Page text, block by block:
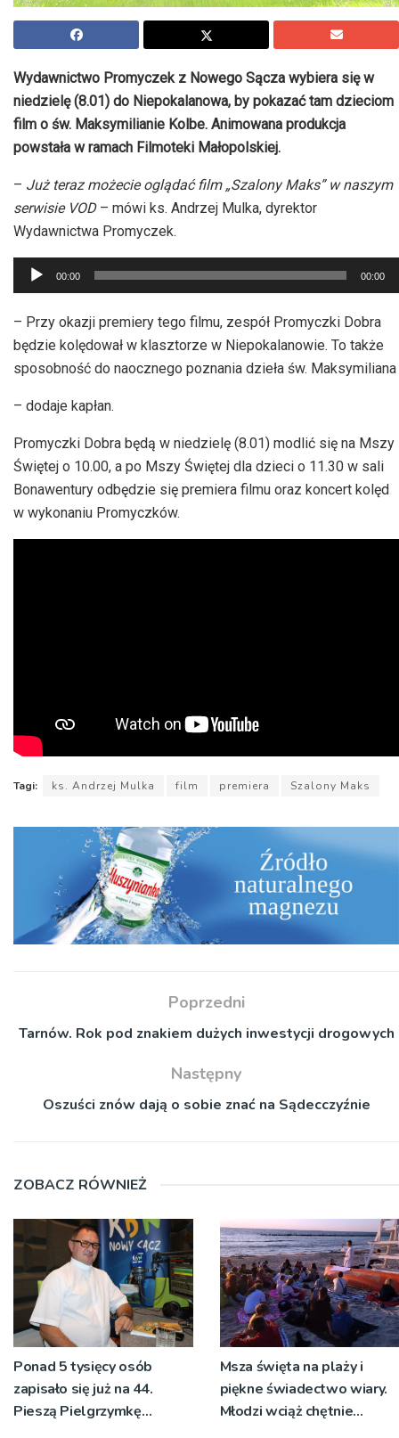
Wydawnictwo Promyczek z Nowego Sącza wybiera się w
niedzielę (8.01) do Niepokalanowa, by pokazać tam dzieciom
film o św. Maksymilianie Kolbe. Animowana produkcja
powstała w ramach Filmoteki Małopolskiej.
– Już teraz możecie oglądać film „Szalony Maks” w naszym
serwisie VOD– mówi ks. Andrzej Mulka, dyrektor
Wydawnictwa Promyczek.
Odtwarzacz
plików
dźwiękowych
00:00 00:00
– Przy okazji premiery tego filmu, zespół Promyczki Dobra
będzie kolędował w klasztorze w Niepokalanowie. To także
sposobność do naocznego poznania dzieła św. Maksymiliana
– dodaje kapłan.
Promyczki Dobra będą w niedzielę (8.01) modlić się na Mszy
Świętej o 10.00, a po Mszy Świętej dla dzieci o 11.30 w sali
Bonawentury odbędzie się premiera filmu oraz koncert kolęd
w wykonaniu Promyczków.
Tagi: ks. Andrzej Mulka film premiera Szalony Maks
Poprzedni
Tarnów. Rok pod znakiem dużych inwestycji drogowych
Następny
Oszuści znów dają o sobie znać na Sądecczyźnie
ZOBACZ RÓWNIEŻ
Ponad 5 tysięcy osób
zapisało się już na 44.
Pieszą Pielgrzymkę
Msza święta na plaży i
piękne świadectwo wiary.
Młodzi wciąż chętnie